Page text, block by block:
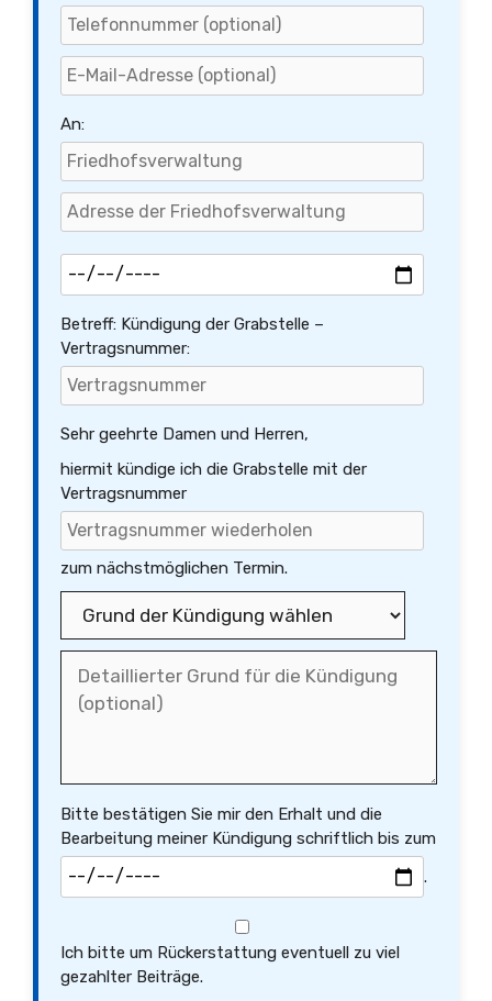
An:
Betreff: Kündigung der Grabstelle –
Vertragsnummer:
Sehr geehrte Damen und Herren,
hiermit kündige ich die Grabstelle mit der
Vertragsnummer
zum nächstmöglichen Termin.
Bitte bestätigen Sie mir den Erhalt und die
Bearbeitung meiner Kündigung schriftlich bis zum
.
Ich bitte um Rückerstattung eventuell zu viel
gezahlter Beiträge.